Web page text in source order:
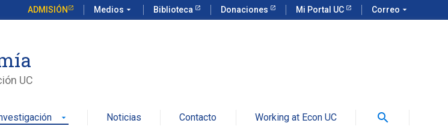
ADMISIÓN Medios arrow_drop_down Biblioteca Donaciones Mi Portal UC Correo arrow_drop_down
UC
arrow_drop_down Noticias Contacto Working at Econ UC search